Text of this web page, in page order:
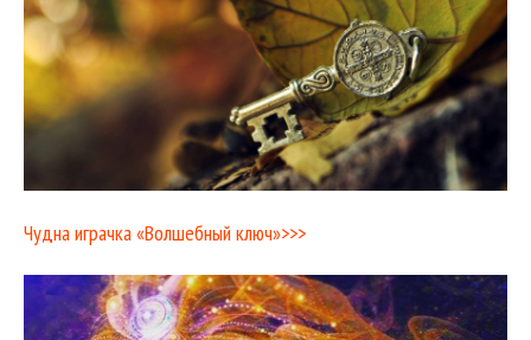
Чудна играчка «Волшебный ключ»>>>